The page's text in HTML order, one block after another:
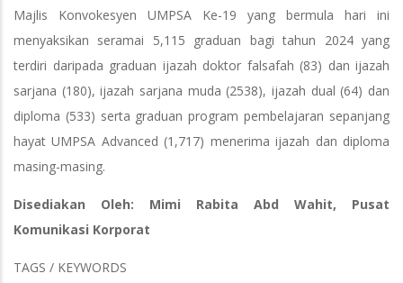
Majlis Konvokesyen UMPSA Ke-19 yang bermula hari ini
menyaksikan seramai 5,115 graduan bagi tahun 2024 yang
terdiri daripada graduan ijazah doktor falsafah (83) dan ijazah
sarjana (180), ijazah sarjana muda (2538), ijazah dual (64) dan
diploma (533) serta graduan program pembelajaran sepanjang
hayat UMPSA Advanced (1,717) menerima ijazah dan diploma
masing-masing.
Disediakan Oleh: Mimi Rabita Abd Wahit, Pusat
Komunikasi Korporat
TAGS / KEYWORDS